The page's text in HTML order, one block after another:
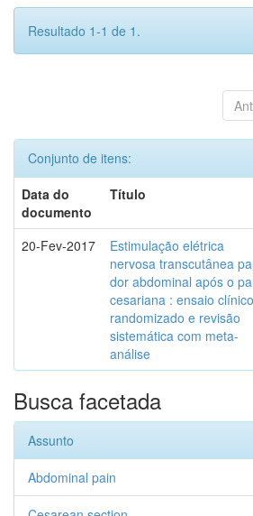
Resultado 1-1 de 1.
Conjunto de itens:
Data do
documento
Título
20-Fev-2017
Estimulação elétrica
nervosa transcutânea
dor abdominal após o
cesariana : ensaio clínico
randomizado e revisão
sistemática com meta-
análise
Busca facetada
Assunto
Abdominal pain